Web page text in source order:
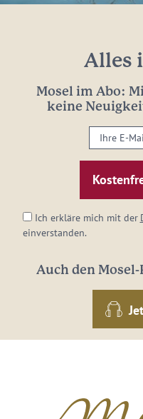
Alles
Mosel im Abo:
keine
Ihre
E-
Mail-
Adresse:
Ich erkläre mich mit der
einverstanden.
Auch den